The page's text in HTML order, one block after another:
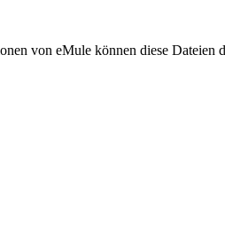
von eMule können diese Dateien